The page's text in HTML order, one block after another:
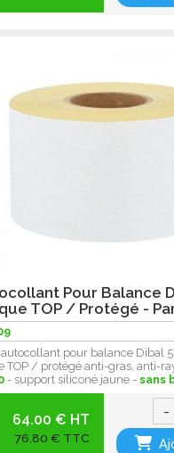
Pour Balance
TOP / Protégé -
pour balance Dibal
TOP / protégé anti-gras, anti-
- support siliconé jaune - sans
64.00 € HT
76,80 € TTC
-